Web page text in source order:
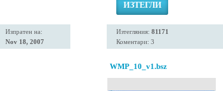
Изпратен на:
Nov 18, 2007
ИЗТЕГЛИ
Изтегляния: 81171
Коментари: 3
WMP_10_v1.bsz